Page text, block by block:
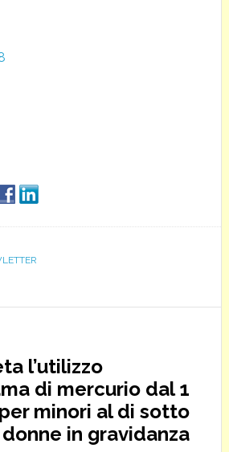
l’utilizzo
di mercurio dal 1
minori al di sotto
in gravidanza